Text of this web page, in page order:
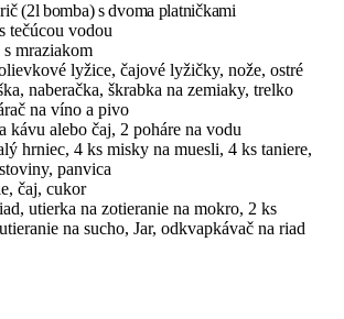
(2l bomba) s dvoma platničkami
tečúcou vodou
mraziakom
lyžice, čajové lyžičky, nože, ostré
naberačka, škrabka na zemiaky, trelko
na víno a pivo
kávu alebo čaj, 2 poháre na vodu
hrniec, 4 ks misky na muesli, 4 ks taniere,
panvica
čaj, cukor
utierka na zotieranie na mokro, 2 ks
na sucho, Jar, odkvapkávač na riad